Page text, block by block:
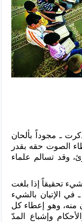
ـ مجوداً بألحان
الصوت حقه بقدر
وقد تسالم علماء
تحقيقاً إذا بلغت
في الإتيان بالشيء
منه، وهو إعطاء كل
وإشباع المدّ